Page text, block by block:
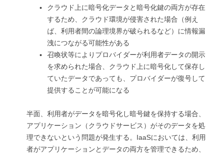
クラウド上に暗号化データと暗号化鍵の両方が存在
するため、クラウド環境が侵害された場合（例え
ば、利用者間の論理境界が破られるなど）に情報漏
洩につながる可能性がある
召喚状等によりプロバイダーが利用者データの開示
を求められた場合、クラウド上に暗号化して保存し
ていたデータであっても、プロバイダーが復号して
提供することが可能になる
半面、利用者がデータを暗号化し暗号鍵を保持する場合、
アプリケーション（クラウドサービス）がそのデータを処
理できないという問題が発生する。IaaSにおいては、利用
者がアプリケーションとデータの両方を管理できるため、